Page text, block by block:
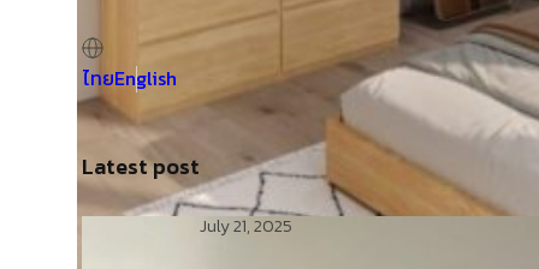
English
ไทย
Latest post
July 21, 2025